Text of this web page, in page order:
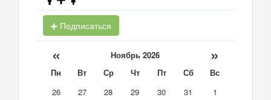
Подписаться
« Ноябрь 2026 »
Пн Вт Ср Чт Пт Сб
Вс
26
27 28 29 30 31
1